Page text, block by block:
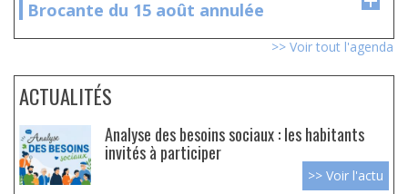
Brocante du 15 août annulée
>> Voir tout l'agenda
ACTUALITÉS
Analyse des besoins sociaux : les habitants
invités à participer
>> Voir l'actu